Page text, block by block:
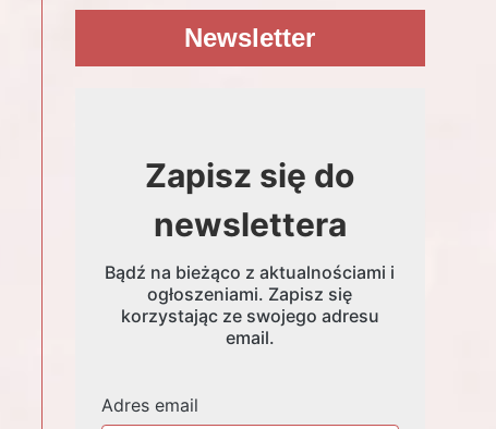
Newsletter
Zapisz się do
newslettera
Bądź na bieżąco z aktualnościami i
ogłoszeniami. Zapisz się
korzystając ze swojego adresu
email.
Adres email